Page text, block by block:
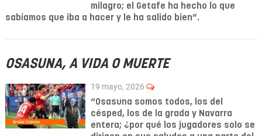
milagro; el Getafe ha hecho lo que
sabíamos que iba a hacer y le ha salido bien”.
OSASUNA, A VIDA O MUERTE
19 mayo, 2026
“Osasuna somos todos, los del
césped, los de la grada y Navarra
entera; ¿por qué los jugadores solo se